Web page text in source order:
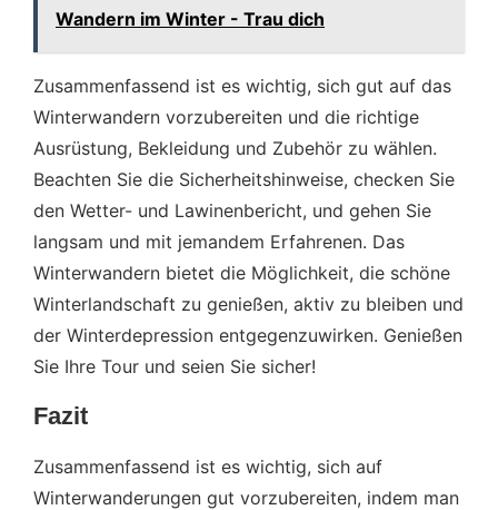
Wandern im Winter - Trau dich
Zusammenfassend ist es wichtig, sich gut auf das
Winterwandern vorzubereiten und die richtige
Ausrüstung, Bekleidung und Zubehör zu wählen.
Beachten Sie die Sicherheitshinweise, checken Sie
den Wetter- und Lawinenbericht, und gehen Sie
langsam und mit jemandem Erfahrenen. Das
Winterwandern bietet die Möglichkeit, die schöne
Winterlandschaft zu genießen, aktiv zu bleiben und
der Winterdepression entgegenzuwirken. Genießen
Sie Ihre Tour und seien Sie sicher!
Fazit
Zusammenfassend ist es wichtig, sich auf
Winterwanderungen gut vorzubereiten, indem man